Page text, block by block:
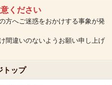
ください
方へご迷惑をおかけする事象が発
間違いのないようお願い申し上げ
トップ